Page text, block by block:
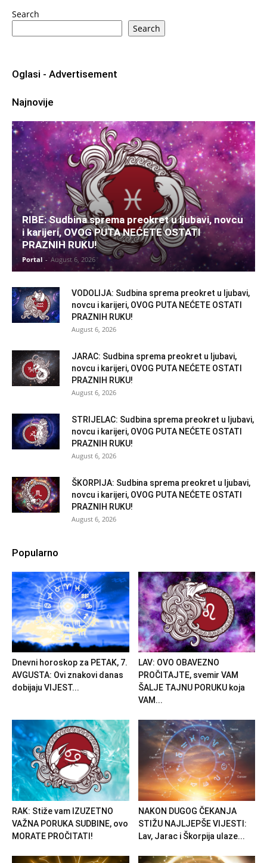
Search
Search
Oglasi - Advertisement
Najnovije
RIBE: Sudbina sprema preokret u ljubavi, novcu
i karijeri, OVOG PUTA NEĆETE OSTATI
PRAZNIH RUKU!
Portal - August 6, 2026
VODOLIJA: Sudbina sprema preokret u ljubavi,
novcu i karijeri, OVOG PUTA NEĆETE OSTATI
PRAZNIH RUKU!
August 6, 2026
JARAC: Sudbina sprema preokret u ljubavi,
novcu i karijeri, OVOG PUTA NEĆETE OSTATI
PRAZNIH RUKU!
August 6, 2026
STRIJELAC: Sudbina sprema preokret u ljubavi,
novcu i karijeri, OVOG PUTA NEĆETE OSTATI
PRAZNIH RUKU!
August 6, 2026
ŠKORPIJA: Sudbina sprema preokret u ljubavi,
novcu i karijeri, OVOG PUTA NEĆETE OSTATI
PRAZNIH RUKU!
August 6, 2026
Popularno
Dnevni horoskop za PETAK, 7.
AVGUSTA: Ovi znakovi danas
dobijaju VIJEST...
LAV: OVO OBAVEZNO
PROČITAJTE, svemir VAM
ŠALJE TAJNU PORUKU koja
VAM...
RAK: Stiže vam IZUZETNO
VAŽNA PORUKA SUDBINE, ovo
MORATE PROČITATI!
NAKON DUGOG ČEKANJA
STIŽU NAJLJEPŠE VIJESTI:
Lav, Jarac i Škorpija ulaze...